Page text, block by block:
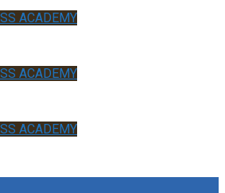
ACADEMY
ACADEMY
ACADEMY